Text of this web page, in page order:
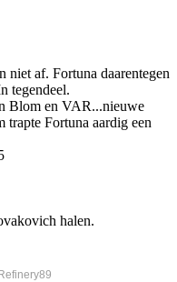
niet af. Fortuna daarentegen
tegendeel.
Blom en VAR...nieuwe
Fortuna aardig een
halen.